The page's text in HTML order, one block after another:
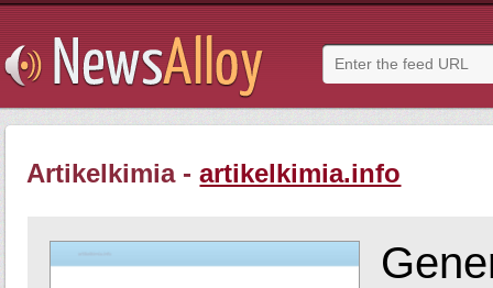
Artikelkimia -artikelkimia.info